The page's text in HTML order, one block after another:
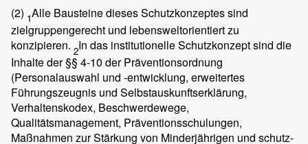
(2) 1Alle Bausteine dieses Schutzkonzeptes sind
zielgruppengerecht und lebensweltorientiert zu
konzipieren. 2In das institutionelle Schutzkonzept sind die
Inhalte der §§ 4-10 der Präventionsordnung
(Personalauswahl und -entwicklung, erweitertes
Führungszeugnis und Selbstauskunftserklärung,
Verhaltenskodex, Beschwerdewege,
Qualitätsmanagement, Präventionsschulungen,
Maßnahmen zur Stärkung von Minderjährigen und schutz-